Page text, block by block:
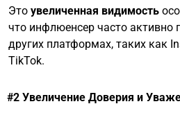
Это увеличенная видимость
что инфлюенсер часто активно
других платформах, таких как
TikTok.
#2 Увеличение Доверия и